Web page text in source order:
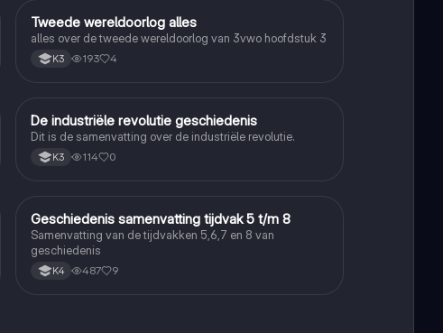
Geschiedenis
Tweede wereldoorlog alles
alles over de tweede wereldoorlog van 3vwo hoofdstuk 3
K3 193 4
Geschiedenis
De industriële revolutie geschiedenis
Dit is de samenvatting over de industriële revolutie.
K3 114 0
Geschiedenis
Geschiedenis samenvatting tijdvak 5 t/m 8
Samenvatting van de tijdvakken 5,6,7 en 8 van
geschiedenis
K4 487 9